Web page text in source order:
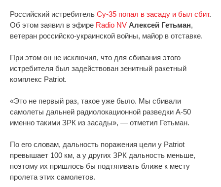
Российский истребитель Су-35 попал в засаду и был сбит.
Об этом заявил в эфире Radio NV Алексей Гетьман,
ветеран российско-украинской войны, майор в отставке.
При этом он не исключил, что для сбивания этого
истребителя был задействован зенитный ракетный
комплекс Patriot.
«Это не первый раз, такое уже было. Мы сбивали
самолеты дальней радиолокационной разведки А-50
именно такими ЗРК из засады», — отметил Гетьман.
По его словам, дальность поражения цели у Patriot
превышает 100 км, а у других ЗРК дальность меньше,
поэтому их пришлось бы подтягивать ближе к месту
пролета этих самолетов.